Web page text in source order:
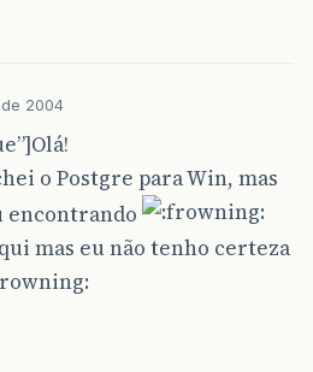
2004
o Postgre para Win, mas
encontrando
mas eu não tenho certeza